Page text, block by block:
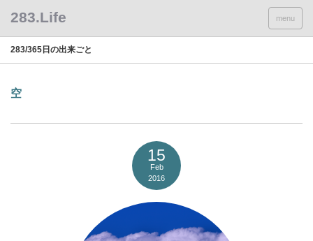
menu
283/365日の出来ごと
空
15
Feb
2016